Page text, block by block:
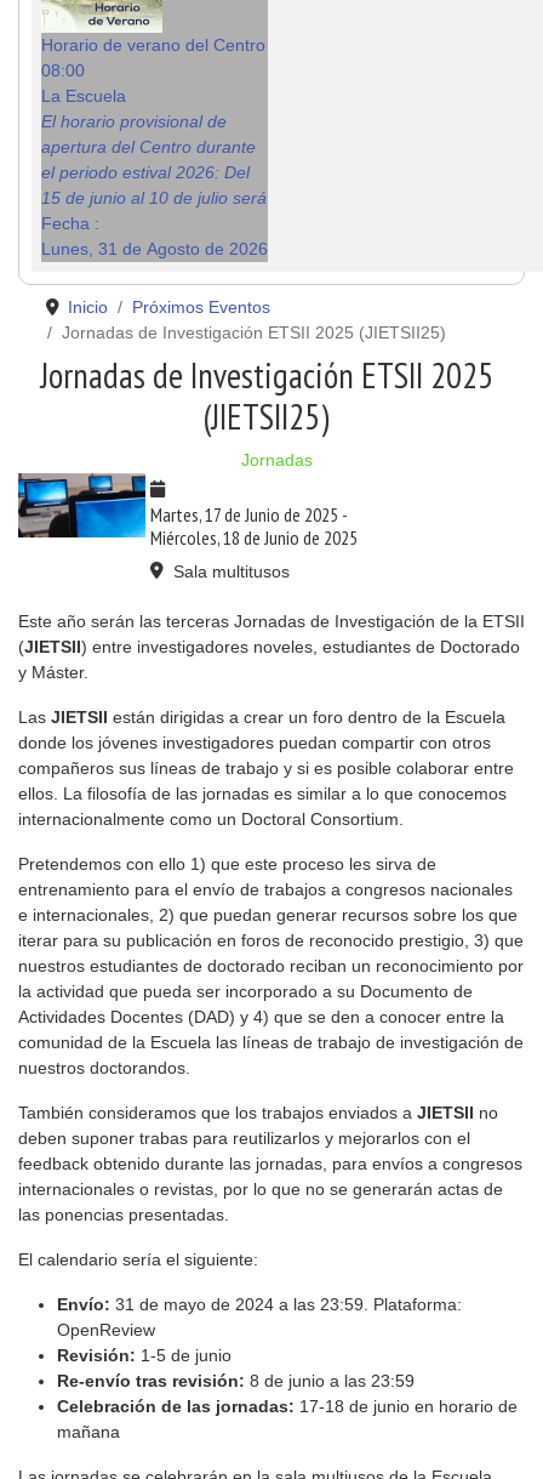
Horario de verano del Centro
08:00
La Escuela
El horario provisional de
apertura del Centro durante
el periodo estival 2026: Del
15 de junio al 10 de julio será
Fecha :
Lunes, 31 de Agosto de 2026
Inicio
Próximos Eventos
Jornadas de Investigación ETSII 2025 (JIETSII25)
Jornadas de Investigación ETSII 2025
(JIETSII25)
Jornadas
Martes, 17 de Junio de 2025 -
Miércoles, 18 de Junio de 2025
Sala multitusos
Este año serán las terceras Jornadas de Investigación de la ETSII
(JIETSII) entre investigadores noveles, estudiantes de Doctorado
y Máster.
Las JIETSII están dirigidas a crear un foro dentro de la Escuela
donde los jóvenes investigadores puedan compartir con otros
compañeros sus líneas de trabajo y si es posible colaborar entre
ellos. La filosofía de las jornadas es similar a lo que conocemos
internacionalmente como un Doctoral Consortium.
Pretendemos con ello 1) que este proceso les sirva de
entrenamiento para el envío de trabajos a congresos nacionales
e internacionales, 2) que puedan generar recursos sobre los que
iterar para su publicación en foros de reconocido prestigio, 3) que
nuestros estudiantes de doctorado reciban un reconocimiento por
la actividad que pueda ser incorporado a su Documento de
Actividades Docentes (DAD) y 4) que se den a conocer entre la
comunidad de la Escuela las líneas de trabajo de investigación de
nuestros doctorandos.
También consideramos que los trabajos enviados a JIETSII no
deben suponer trabas para reutilizarlos y mejorarlos con el
feedback obtenido durante las jornadas, para envíos a congresos
internacionales o revistas, por lo que no se generarán actas de
las ponencias presentadas.
El calendario sería el siguiente:
Envío: 31 de mayo de 2024 a las 23:59. Plataforma:
OpenReview
Revisión: 1-5 de junio
Re-envío tras revisión: 8 de junio a las 23:59
Celebración de las jornadas: 17-18 de junio en horario de
mañana